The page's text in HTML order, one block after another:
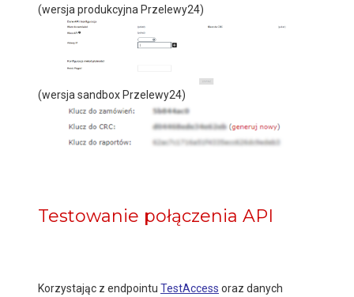
(wersja produkcyjna Przelewy24)
(wersja sandbox Przelewy24)
Testowanie połączenia API
Korzystając z endpointu TestAccess oraz danych